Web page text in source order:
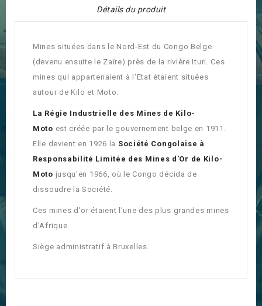
Détails du produit
Mines situées dans le Nord-Est du Congo Belge
(devenu ensuite le Zaïre) près de la rivière Ituri. Ces
mines qui appartenaient à l'Etat étaient situées
autour de Kilo et Moto.
La Régie Industrielle des Mines de Kilo-
Moto est créée par le gouvernement belge en 1911.
Elle devient en 1926 la Société Congolaise à
Responsabilité Limitée des Mines d'Or de Kilo-
Moto jusqu'en 1966, où le Congo décida de
dissoudre la Société.
Ces mines d'or étaient l'une des plus grandes mines
d'Afrique.
Siège administratif à Bruxelles.